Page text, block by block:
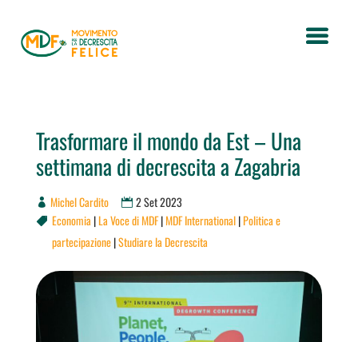
Trasformare il mondo da Est – Una
settimana di decrescita a Zagabria
Michel Cardito 2 Set 2023
 Economia |La Voce di MDF|MDF International|Politica e
partecipazione|Studiare la Decrescita